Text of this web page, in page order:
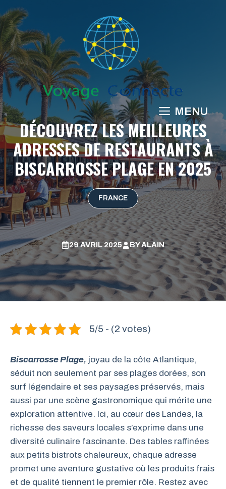
Aller
au
contenu
MENU
DÉCOUVREZ LES MEILLEURES
ADRESSES DE RESTAURANTS À
BISCARROSSE PLAGE EN 2025
FRANCE
29 AVRIL 2025 BYALAIN
5/5 - (2 votes)
Biscarrosse Plage, joyau de la côte Atlantique,
séduit non seulement par ses plages dorées, son
surf légendaire et ses paysages préservés, mais
aussi par une scène gastronomique qui mérite une
exploration attentive. Ici, au cœur des Landes, la
richesse des saveurs locales s’exprime dans une
diversité culinaire fascinante. Des tables raffinées
aux petits bistrots chaleureux, chaque adresse
promet une aventure gustative où les produits frais
et de qualité tiennent le premier rôle. Restez avec